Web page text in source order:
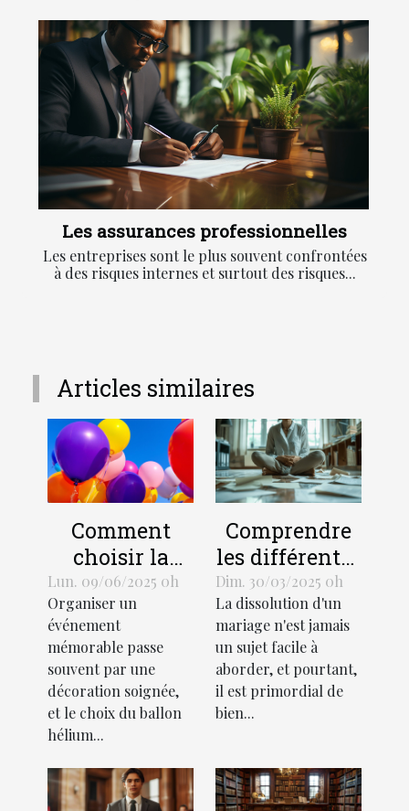
Les assurances professionnelles
Les entreprises sont le plus souvent confrontées
à des risques internes et surtout des risques...
Articles similaires
Comment
choisir la
taille et le
design d'un
ballon hélium
pour votre
événement
Lun. 09/06/2025 0h
Organiser un
événement
mémorable passe
souvent par une
décoration soignée,
et le choix du ballon
hélium...
Comprendre
les différentes
procédures de
divorce et
leurs impacts
Dim. 30/03/2025 0h
La dissolution d'un
mariage n'est jamais
un sujet facile à
aborder, et pourtant,
il est primordial de
bien...